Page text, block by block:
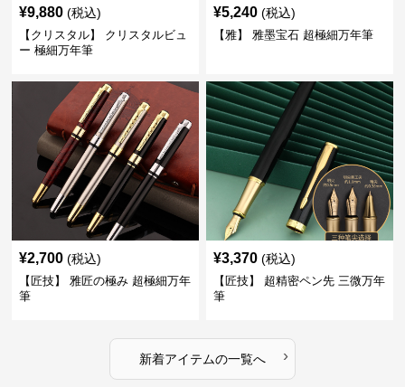
¥9,880 (税込)
【クリスタル】 クリスタルビュ
ー 極細万年筆
¥5,240 (税込)
【雅】 雅墨宝石 超極細万年筆
¥2,700 (税込)
【匠技】 雅匠の極み 超極細万年
筆
¥3,370 (税込)
【匠技】 超精密ペン先 三微万年
筆
新着アイテムの一覧へ ›